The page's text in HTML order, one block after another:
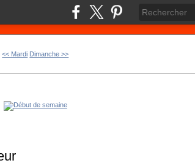
<< Mardi Dimanche >>